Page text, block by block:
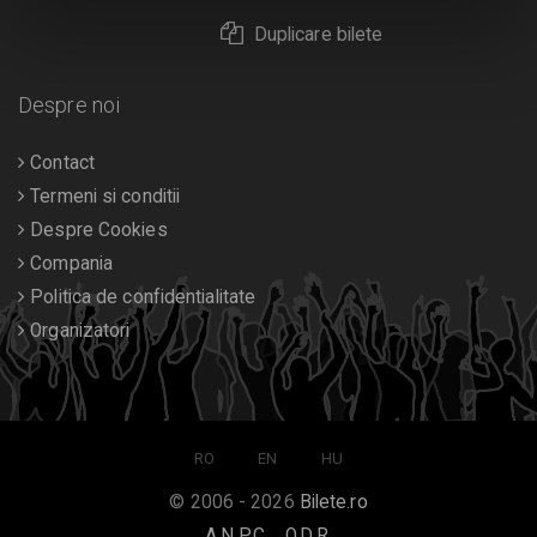
Duplicare bilete
Despre noi
Contact
Termeni si conditii
Despre Cookies
Compania
Politica de confidentialitate
Organizatori
RO EN HU
© 2006 - 2026 Bilete.ro